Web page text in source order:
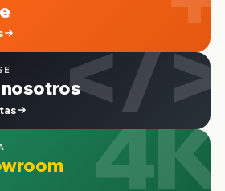
</>
nosotros
4K